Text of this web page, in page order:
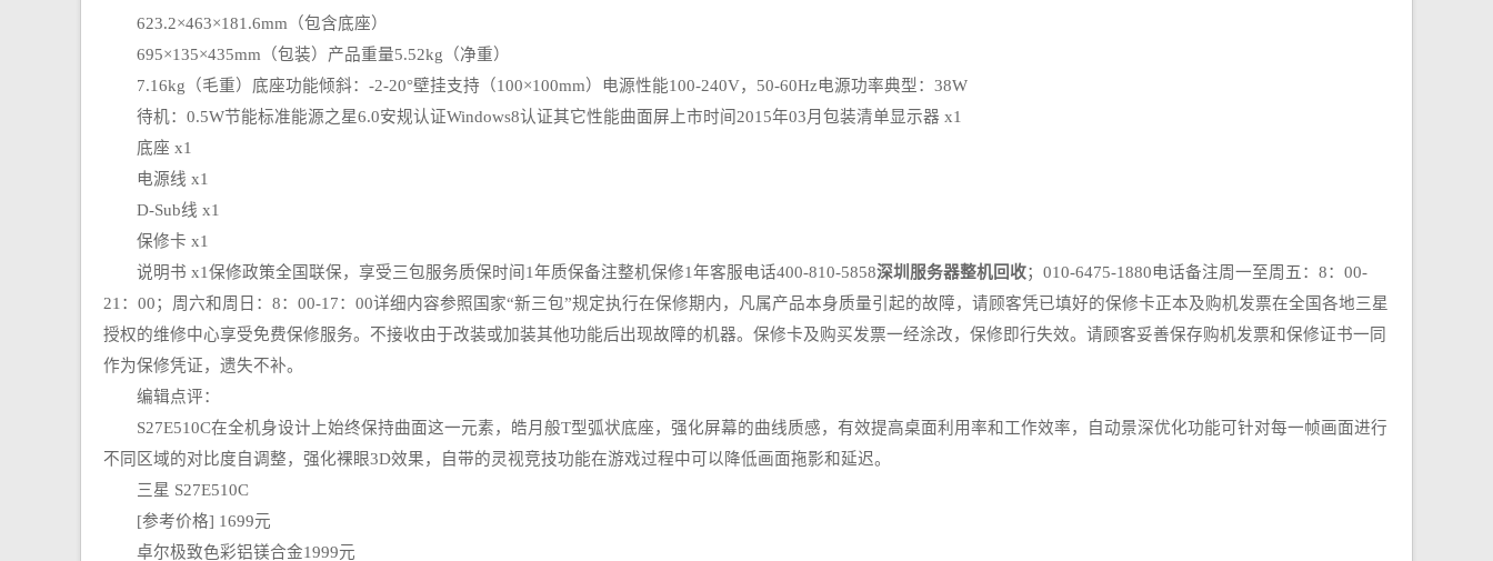
623.2×463×181.6mm（包含底座）
695×135×435mm（包装）产品重量5.52kg（净重）
7.16kg（毛重）底座功能倾斜：-2-20°壁挂支持（100×100mm）电源性能100-240V，50-60Hz电源功率典型：38W
待机：0.5W节能标准能源之星6.0安规认证Windows8认证其它性能曲面屏上市时间2015年03月包装清单显示器 x1
底座 x1
电源线 x1
D-Sub线 x1
保修卡 x1
说明书 x1保修政策全国联保，享受三包服务质保时间1年质保备注整机保修1年客服电话400-810-5858深圳服务器整机回收；010-6475-1880电话备注周一至周五：8：00-
21：00；周六和周日：8：00-17：00详细内容参照国家“新三包”规定执行在保修期内，凡属产品本身质量引起的故障，请顾客凭已填好的保修卡正本及购机发票在全国各地三星
授权的维修中心享受免费保修服务。不接收由于改装或加装其他功能后出现故障的机器。保修卡及购买发票一经涂改，保修即行失效。请顾客妥善保存购机发票和保修证书一同
作为保修凭证，遗失不补。
编辑点评：
S27E510C在全机身设计上始终保持曲面这一元素，皓月般T型弧状底座，强化屏幕的曲线质感，有效提高桌面利用率和工作效率，自动景深优化功能可针对每一帧画面进行
不同区域的对比度自调整，强化裸眼3D效果，自带的灵视竞技功能在游戏过程中可以降低画面拖影和延迟。
三星 S27E510C
[参考价格] 1699元
卓尔极致色彩铝镁合金1999元